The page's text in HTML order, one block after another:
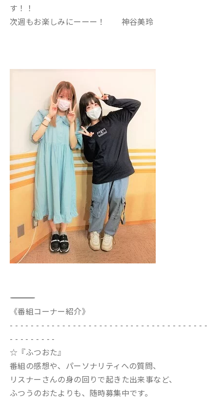
す！！
次週もお楽しみにーーー！ 神谷美玲
――――――――――――――――――――――――――――――――――――――――――
《番組コーナー紹介》
- - - - - - - - - - - - - - - - - - - - - - - - - - - - - - - - - - - - - -
- - - - - - - - -
☆『ふつおた』
番組の感想や、パーソナリティへの質問、
リスナーさんの身の回りで起きた出来事など、
ふつうのおたよりも、随時募集中です。